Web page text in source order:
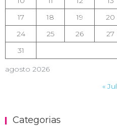
agosto 2026
17
18 19 20
24
25 26 27
31
« Jul
Categorias